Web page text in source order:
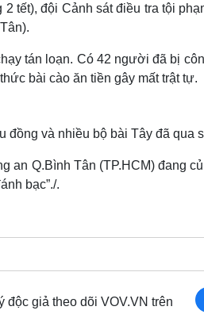
tết), đội Cảnh sát điều tra tội
tán loạn. Có 42 người đã bị
bài cào ăn tiền gây mất trật tự.
đồng và nhiều bộ bài Tây đã qua
an Q.Bình Tân (TP.HCM) đang
bạc”./.
độc giả theo dõi VOV.VN trên